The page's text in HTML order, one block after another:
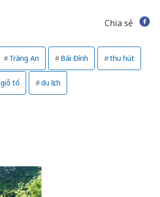
Chia sẻ
Tràng An Bái Đính thu hút
giỗ tổ du lịch